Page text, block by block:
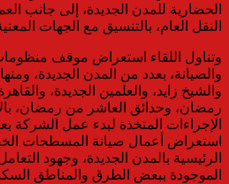
الحضارية للمدن الجديدة، إلى جانب
النقل العام، بالتنسيق مع الجهات
وتناول اللقاء استعراض موقف
والشيخ زايد، والعلمين الجديدة،
رمضان، وحدائق العاشر من رمضان،
الإجراءات المتخذة لبدء عمل الشركة
استعراض أعمال صيانة المسطحات
الرئيسية بالمدن الجديدة، وجهود
الموجودة ببعض الطرق والمناطق